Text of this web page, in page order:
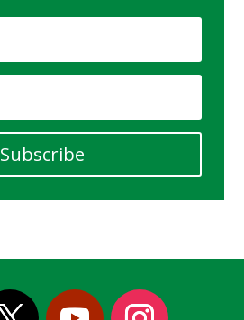
Subscribe